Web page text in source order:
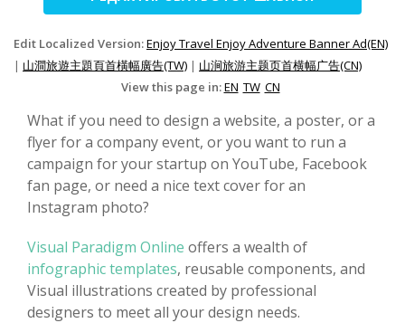
Edit Localized Version:Enjoy Travel Enjoy Adventure Banner Ad(EN)
| 山澗旅遊主題頁首橫幅廣告(TW) | 山涧旅游主题页首横幅广告(CN)
View this page in:EN TW CN
What if you need to design a website, a poster, or a
flyer for a company event, or you want to run a
campaign for your startup on YouTube, Facebook
fan page, or need a nice text cover for an
Instagram photo?
Visual Paradigm Online offers a wealth of
infographic templates, reusable components, and
Visual illustrations created by professional
designers to meet all your design needs.